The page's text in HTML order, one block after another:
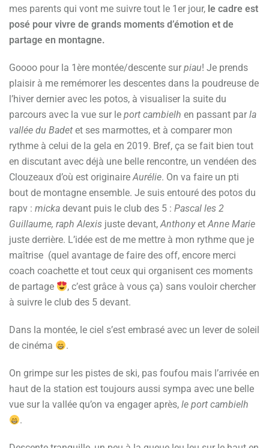
mes parents qui vont me suivre tout le 1er jour, le cadre est
posé pour vivre de grands moments d’émotion et de
partage en montagne.
Goooo pour la 1ère montée/descente surpiau! Je prends
plaisir à me remémorer les descentes dans la poudreuse de
l’hiver dernier avec les potos, à visualiser la suite du
parcours avec la vue sur le port cambielh en passant parla
vallée du Badet et ses marmottes, et à comparer mon
rythme à celui de la gela en 2019. Bref, ça se fait bien tout
en discutant avec déjà une belle rencontre, un vendéen des
Clouzeaux d’où est originaireAurélie. On va faire un pti
bout de montagne ensemble. Je suis entouré des potos du
rapv : micka devant puis le club des 5 : Pascal les 2
Guillaume, raph Alexis juste devant,AnthonyetAnne Marie
juste derrière. L’idée est de me mettre à mon rythme que je
maîtrise (quel avantage de faire des off, encore merci
coach coachette et tout ceux qui organisent ces moments
de partage
, c’est grâce à vous ça) sans vouloir chercher
à suivre le club des 5 devant.
Dans la montée, le ciel s’est embrasé avec un lever de soleil
de cinéma
.
On grimpe sur les pistes de ski, pas foufou mais l’arrivée en
haut de la station est toujours aussi sympa avec une belle
vue sur la vallée qu’on va engager après, le port cambielh
.